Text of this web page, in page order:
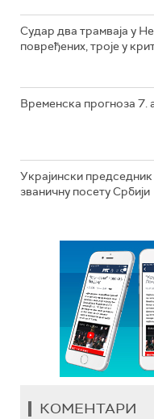
Судар два трамваја у
повређених, троје у
Временска прогноза 7.
Украјински
званичну посету Србији
КОМЕНТАРИ